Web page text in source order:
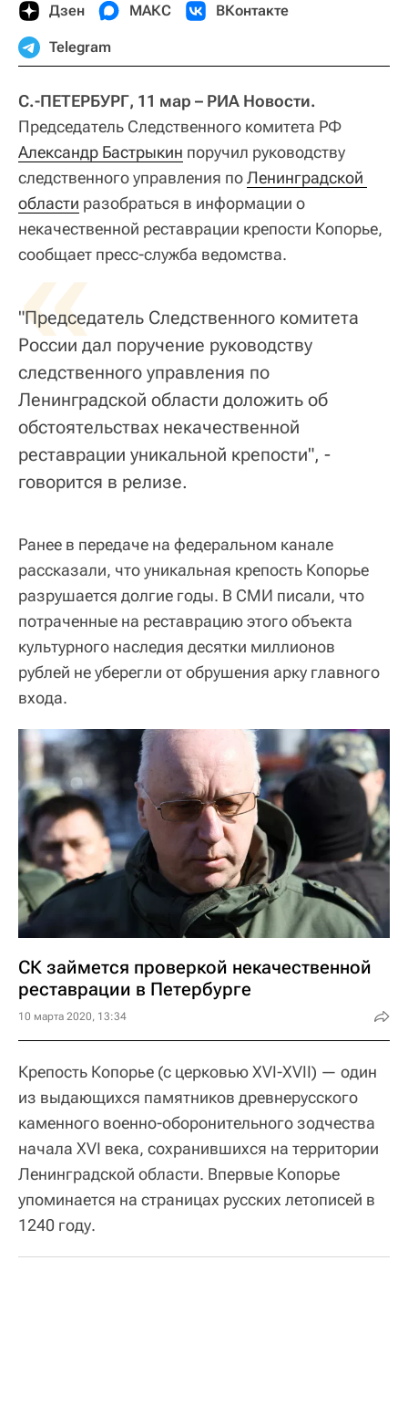
Дзен МАКС ВКонтакте
Telegram
С.-ПЕТЕРБУРГ, 11 мар – РИА Новости.
Председатель Следственного комитета РФ
Александр Бастрыкин поручил руководству
следственного управления поЛенинградской
области разобраться в информации о
некачественной реставрации крепости Копорье,
сообщает пресс-служба ведомства.
«
"Председатель Следственного комитета
России дал поручение руководству
следственного управления по
Ленинградской области доложить об
обстоятельствах некачественной
реставрации уникальной крепости", -
говорится в релизе.
Ранее в передаче на федеральном канале
рассказали, что уникальная крепость Копорье
разрушается долгие годы. В СМИ писали, что
потраченные на реставрацию этого объекта
культурного наследия десятки миллионов
рублей не уберегли от обрушения арку главного
входа.
СК займется проверкой некачественной
реставрации в Петербурге
10 марта 2020, 13:34
Крепость Копорье (с церковью XVI-XVII) — один
из выдающихся памятников древнерусского
каменного военно-оборонительного зодчества
начала XVI века, сохранившихся на территории
Ленинградской области. Впервые Копорье
упоминается на страницах русских летописей в
1240 году.